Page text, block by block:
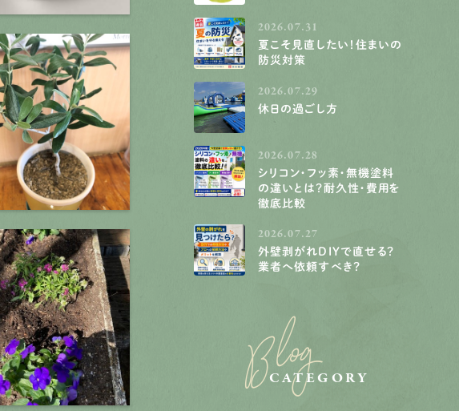
2026.07.31
夏こそ見直したい！住まいの
防災対策
2026.07.29
休日の過ごし方
2026.07.28
シリコン・フッ素・無機塗料
の違いとは？耐久性・費用を
徹底比較
2026.07.27
外壁剥がれDIYで直せる？
業者へ依頼すべき？
Blog
CATEGORY